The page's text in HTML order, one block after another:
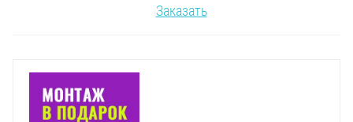
Заказать